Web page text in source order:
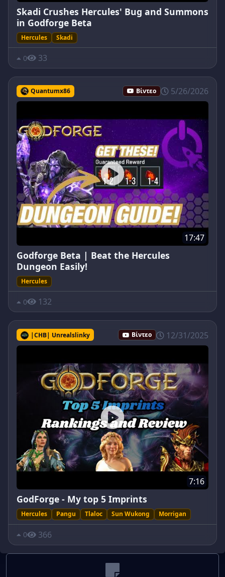
Skadi Crushes Hercules' Bug and Summons
in Godforge Beta
Hercules Skadi
0 33
Quantumx86 Βίντεο 5/26/2026
17:47
Godforge Beta | Beat the Hercules
Dungeon Easily!
Hercules
0 132
|CHB| Unrealslinky Βίντεο 12/31/2025
7:16
GodForge - My top 5 Imprints
Hercules Pangu Tlaloc Sun Wukong Morrigan
0 366